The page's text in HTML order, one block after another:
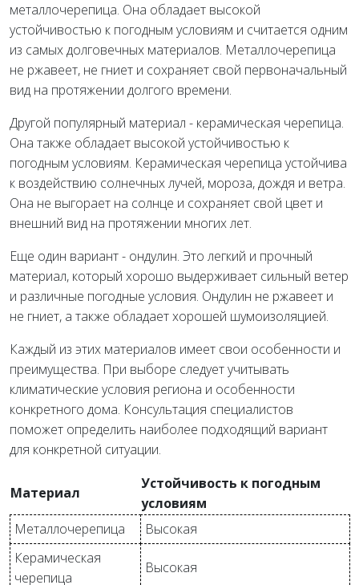
металлочерепица. Она обладает высокой
устойчивостью к погодным условиям и считается одним
из самых долговечных материалов. Металлочерепица
не ржавеет, не гниет и сохраняет свой первоначальный
вид на протяжении долгого времени.
Другой популярный материал - керамическая черепица.
Она также обладает высокой устойчивостью к
погодным условиям. Керамическая черепица устойчива
к воздействию солнечных лучей, мороза, дождя и ветра.
Она не выгорает на солнце и сохраняет свой цвет и
внешний вид на протяжении многих лет.
Еще один вариант - ондулин. Это легкий и прочный
материал, который хорошо выдерживает сильный ветер
и различные погодные условия. Ондулин не ржавеет и
не гниет, а также обладает хорошей шумоизоляцией.
Каждый из этих материалов имеет свои особенности и
преимущества. При выборе следует учитывать
климатические условия региона и особенности
конкретного дома. Консультация специалистов
поможет определить наиболее подходящий вариант
для конкретной ситуации.
Материал
Устойчивость к погодным
условиям
Металлочерепица
Высокая
Керамическая
черепица
Высокая